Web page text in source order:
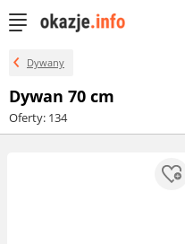
Dywany
Dywan 70 cm
Oferty: 134